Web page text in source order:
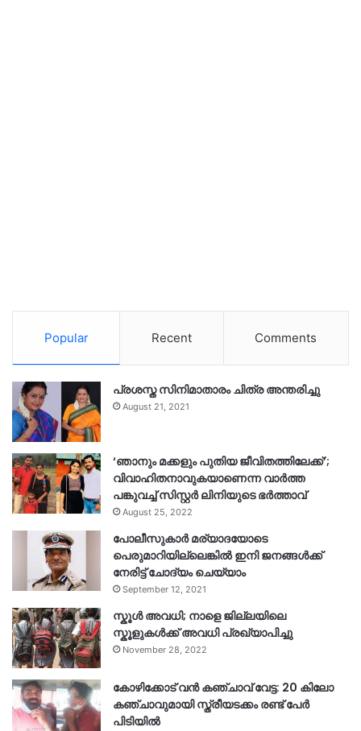
Popular Recent Comments
പ്രശസ്ത സിനിമാതാരം ചിത്ര അന്തരിച്ചു
August 21, 2021
‘ഞാനും മക്കളും പുതിയ ജീവിതത്തിലേക്ക്’;
വിവാഹിതനാവുകയാണെന്ന വാർത്ത
പങ്കുവച്ച് സിസ്റ്റർ ലിനിയുടെ ഭർത്താവ്
August 25, 2022
പോലീസുകാര്‍ മര്യാദയോടെ
പെരുമാറിയില്ലെങ്കില്‍ ഇനി ജനങ്ങള്‍ക്ക്
നേരിട്ട് ചോദ്യം ചെയ്യാം
September 12, 2021
സ്കൂൾ അവധി; നാളെ ജില്ലയിലെ
സ്കൂളുകൾക്ക് അവധി പ്രഖ്യാപിച്ചു
November 28, 2022
കോഴിക്കോട് വൻ കഞ്ചാവ് വേട്ട: 20 കിലോ
കഞ്ചാവുമായി സ്ത്രീയടക്കം രണ്ട് പേർ
പിടിയിൽ